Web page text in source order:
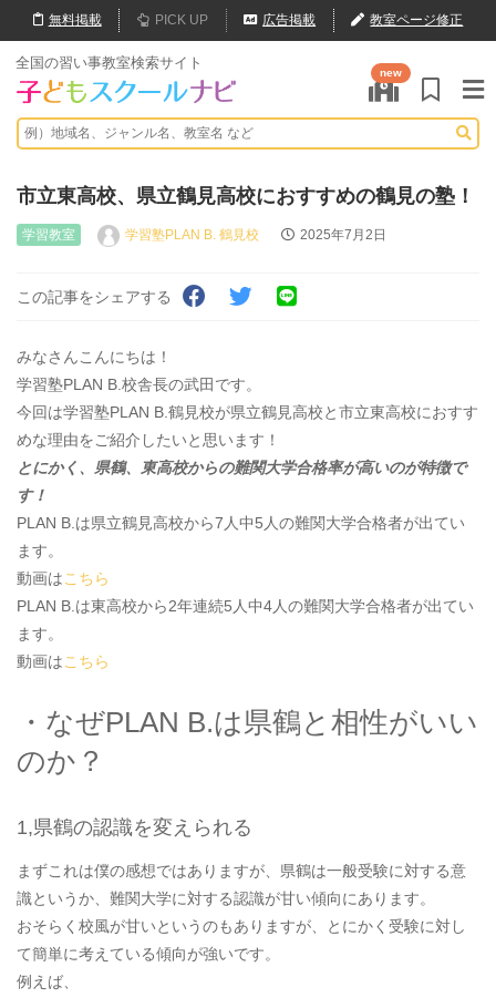
無料掲載 PICK UP 広告掲載 教室ページ修正
全国の習い事教室検索サイト
new
市立東高校、県立鶴見高校におすすめの鶴見の塾！
学習教室 学習塾PLAN B. 鶴見校 2025年7月2日
この記事をシェアする
みなさんこんにちは！
学習塾PLAN B.校舎長の武田です。
今回は学習塾PLAN B.鶴見校が県立鶴見高校と市立東高校におすす
めな理由をご紹介したいと思います！
とにかく、県鶴、東高校からの難関大学合格率が高いのが特徴で
す！
PLAN B.は県立鶴見高校から7人中5人の難関大学合格者が出てい
ます。
動画はこちら
PLAN B.は東高校から2年連続5人中4人の難関大学合格者が出てい
ます。
動画はこちら
・なぜPLAN B.は県鶴と相性がいい
のか？
1,県鶴の認識を変えられる
まずこれは僕の感想ではありますが、県鶴は一般受験に対する意
識というか、難関大学に対する認識が甘い傾向にあります。
おそらく校風が甘いというのもありますが、とにかく受験に対し
て簡単に考えている傾向が強いです。
例えば、